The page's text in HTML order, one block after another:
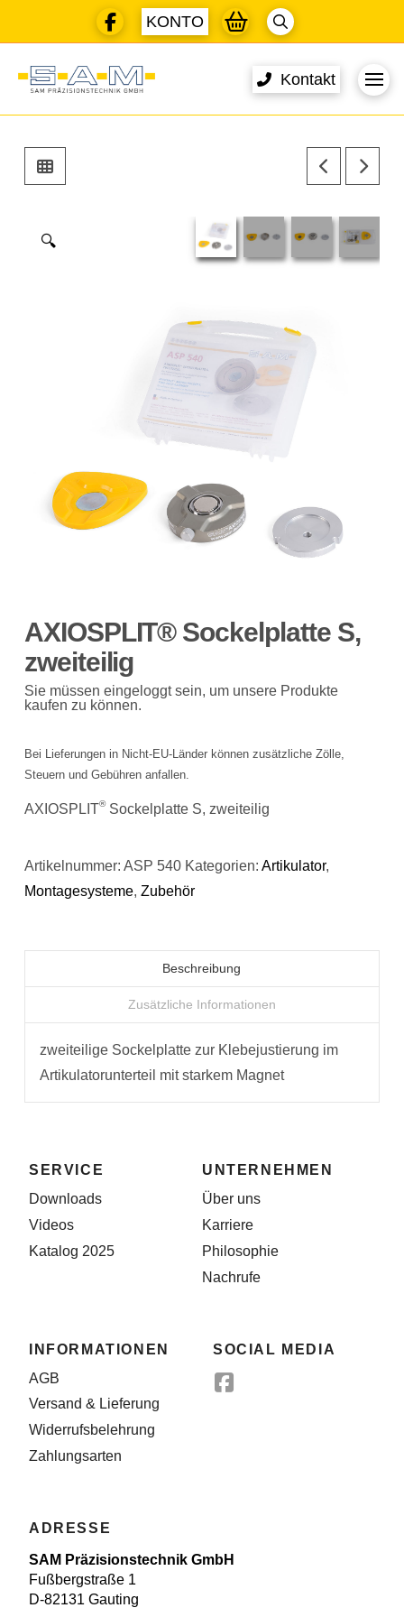
KONTO
Kontakt
🔍
AXIOSPLIT® Sockelplatte S,
zweiteilig
Sie müssen eingeloggt sein, um unsere Produkte
kaufen zu können.
Bei Lieferungen in Nicht-EU-Länder können zusätzliche Zölle,
Steuern und Gebühren anfallen.
AXIOSPLIT®Sockelplatte S, zweiteilig
Artikelnummer: ASP 540 Kategorien: Artikulator,
Montagesysteme, Zubehör
Beschreibung
Zusätzliche Informationen
zweiteilige Sockelplatte zur Klebejustierung im
Artikulatorunterteil mit starkem Magnet
SERVICE
Downloads
Videos
Katalog 2025
UNTERNEHMEN
Über uns
Karriere
Philosophie
Nachrufe
INFORMATIONEN
AGB
Versand & Lieferung
Widerrufsbelehrung
Zahlungsarten
SOCIAL MEDIA
ADRESSE
SAM Präzisionstechnik GmbH
Fußbergstraße 1
D-82131 Gauting